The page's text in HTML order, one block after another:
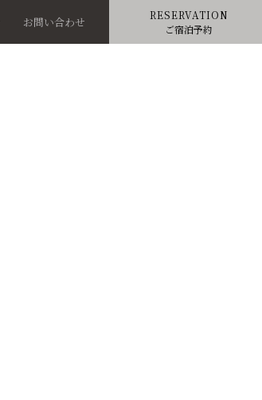
お問い合わせ
RESERVATION
ご宿泊予約